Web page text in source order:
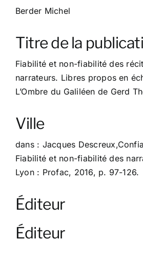
Contact
Berder Michel
Titre de la
Fiabilité et non-fiabilité des
narrateurs. Libres propos en
L’Ombre du Galiléen de Gerd
Ville
dans : Jacques
Fiabilité et non-fiabilité des
Lyon : Profac, 2016, p. 97-126.
Éditeur
Éditeur